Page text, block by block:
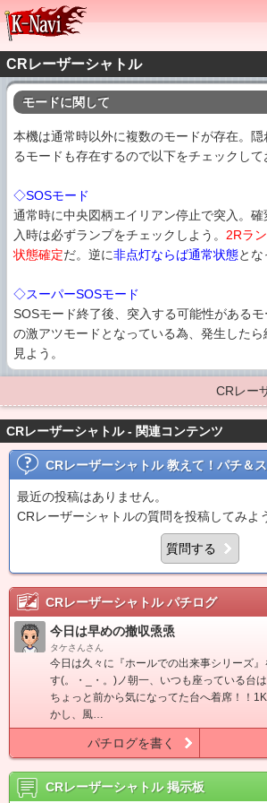
CRレーザーシャトル
モードに関して
本機は通常時以外に複数のモードが存在。
るモードも存在するので以下をチェックして
◇SOSモード
通常時に中央図柄エイリアン停止で突入。
入時は必ずランプをチェックしよう。 2Rラ
状態確定だ。逆に非点灯ならば通常状態とな
◇スーパーSOSモード
SOSモード終了後、突入する可能性がある
の激アツモードとなっている為、発生した
見よう。
CRレー
CRレーザーシャトル - 関連コンテンツ
CRレーザーシャトル教えて！パチ＆
最近の投稿はありません。
CRレーザーシャトルの質問を投稿してみよ
質問する
CRレーザーシャトルパチログ
今日は早めの撤収焏焏
タケさんさん
今日は久々に『ホールでの出来事シリーズ』
す(。・_・。)ノ朝一、いつも座っている
ちょっと前から気になってた台へ着席！！
かし、風…
パチログを書く
CRレーザーシャトル掲示板